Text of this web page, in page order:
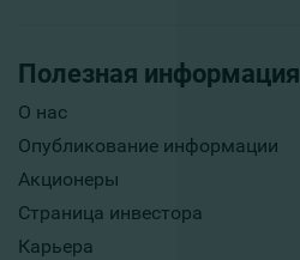
Полезная информация
О нас
Опубликование информации
Акционеры
Страница инвестора
Карьера